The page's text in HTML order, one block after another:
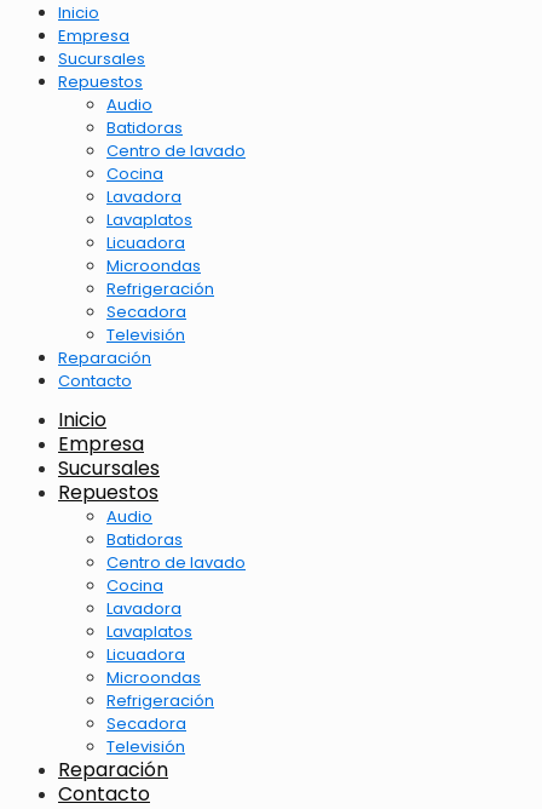
Inicio
Empresa
Sucursales
Repuestos
Audio
Batidoras
Centro de lavado
Cocina
Lavadora
Lavaplatos
Licuadora
Microondas
Refrigeración
Secadora
Televisión
Reparación
Contacto
Inicio
Empresa
Sucursales
Repuestos
Audio
Batidoras
Centro de lavado
Cocina
Lavadora
Lavaplatos
Licuadora
Microondas
Refrigeración
Secadora
Televisión
Reparación
Contacto